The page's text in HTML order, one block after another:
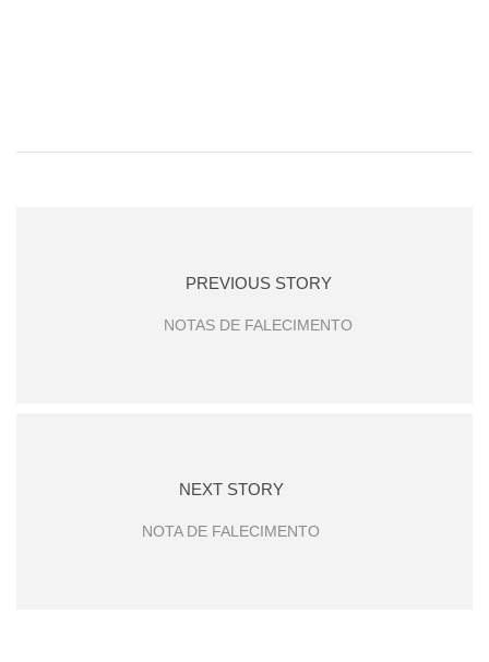
PREVIOUS STORY
NOTAS DE FALECIMENTO
NEXT STORY
NOTA DE FALECIMENTO